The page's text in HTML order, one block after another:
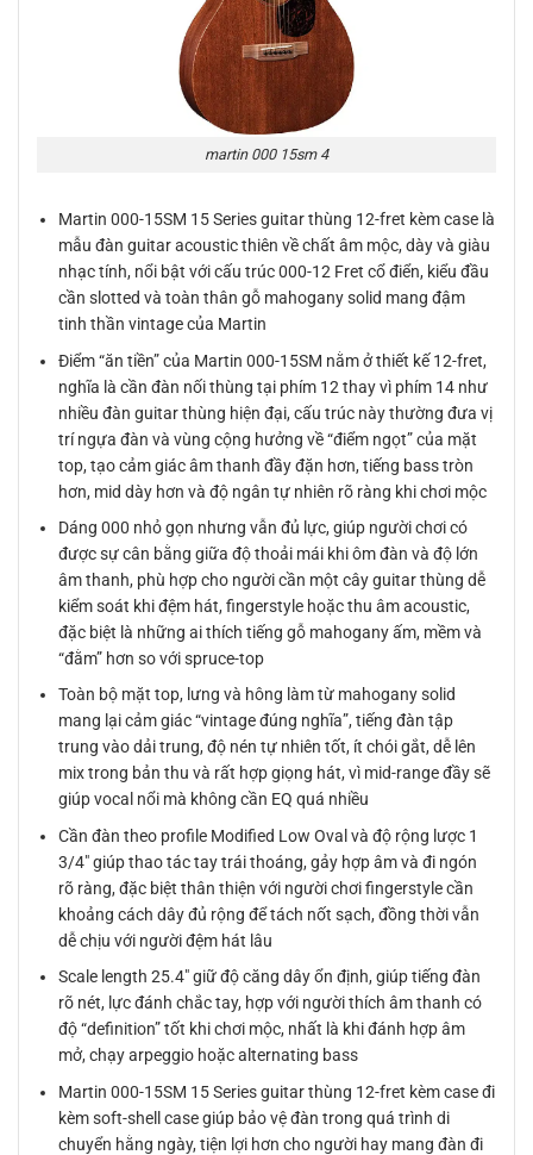
martin 000 15sm 4
Martin 000-15SM 15 Series guitar thùng 12-fret kèm case là
mẫu đàn guitar acoustic thiên về chất âm mộc, dày và giàu
nhạc tính, nổi bật với cấu trúc 000-12 Fret cổ điển, kiểu đầu
cần slotted và toàn thân gỗ mahogany solid mang đậm
tinh thần vintage của Martin
Điểm “ăn tiền” của Martin 000-15SM nằm ở thiết kế 12-fret,
nghĩa là cần đàn nối thùng tại phím 12 thay vì phím 14 như
nhiều đàn guitar thùng hiện đại, cấu trúc này thường đưa vị
trí ngựa đàn và vùng cộng hưởng về “điểm ngọt” của mặt
top, tạo cảm giác âm thanh đầy đặn hơn, tiếng bass tròn
hơn, mid dày hơn và độ ngân tự nhiên rõ ràng khi chơi mộc
Dáng 000 nhỏ gọn nhưng vẫn đủ lực, giúp người chơi có
được sự cân bằng giữa độ thoải mái khi ôm đàn và độ lớn
âm thanh, phù hợp cho người cần một cây guitar thùng dễ
kiểm soát khi đệm hát, fingerstyle hoặc thu âm acoustic,
đặc biệt là những ai thích tiếng gỗ mahogany ấm, mềm và
“đằm” hơn so với spruce-top
Toàn bộ mặt top, lưng và hông làm từ mahogany solid
mang lại cảm giác “vintage đúng nghĩa”, tiếng đàn tập
trung vào dải trung, độ nén tự nhiên tốt, ít chói gắt, dễ lên
mix trong bản thu và rất hợp giọng hát, vì mid-range đầy sẽ
giúp vocal nổi mà không cần EQ quá nhiều
Cần đàn theo profile Modified Low Oval và độ rộng lược 1
3/4″ giúp thao tác tay trái thoáng, gảy hợp âm và đi ngón
rõ ràng, đặc biệt thân thiện với người chơi fingerstyle cần
khoảng cách dây đủ rộng để tách nốt sạch, đồng thời vẫn
dễ chịu với người đệm hát lâu
Scale length 25.4″ giữ độ căng dây ổn định, giúp tiếng đàn
rõ nét, lực đánh chắc tay, hợp với người thích âm thanh có
độ “definition” tốt khi chơi mộc, nhất là khi đánh hợp âm
mở, chạy arpeggio hoặc alternating bass
Martin 000-15SM 15 Series guitar thùng 12-fret kèm case đi
kèm soft-shell case giúp bảo vệ đàn trong quá trình di
chuyển hằng ngày, tiện lợi hơn cho người hay mang đàn đi